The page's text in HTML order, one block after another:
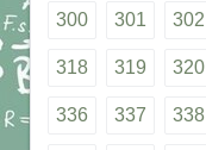
300 301 302
318 319 320
336 337 338